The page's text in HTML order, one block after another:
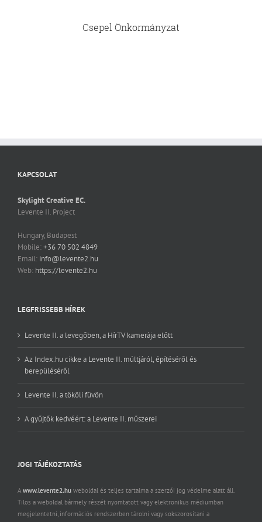
Csepel Önkormányzat
KAPCSOLAT
Skylight Creative EC.
Levente II. Project
Hungary, Budapest
Mobile:+36 70 502 4849
Email: info@levente2.hu
Web: https://levente2.hu
LEGFRISSEBB HÍREK
Levente II. a levegőben, a HírTV kamerája előtt
Az Index.hu cikke a Levente II. múltjáról, építéséről és
berepüléséről
Levente II. a tököli füvön
A gyűjtők kedvéért: a Levente II. műszerei
JOGI TÁJÉKOZTATÁS
A www.levente2.hu weboldal és teljes tartalma a szerzői jog védelme alatt áll.
Tilos a weboldal bármely részét nyomtatott vagy elektronikus médiumban
megjelentetni, információs rendszerben tárolni vagy sokszorosítani a